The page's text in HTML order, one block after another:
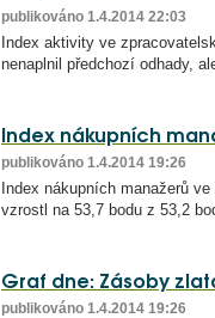
publikováno 1.4.2014 22:03
Index aktivity ve
nenaplnil předchozí odhady,
Index nákupních
publikováno 1.4.2014 19:26
Index nákupních manažerů
vzrostl na 53,7 bodu z 53,2
Graf dne: Zásoby
publikováno 1.4.2014 19:26